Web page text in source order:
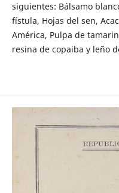
siguientes: Bálsamo
fístula, Hojas del sen,
América, Pulpa de
resina de copaiba y leño